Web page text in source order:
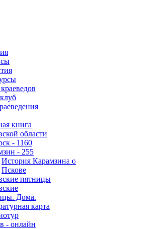
книга
области
- 1160
- 255
История Карамзина о
Пскове
пятницы
Дома.
карта
- онлайн